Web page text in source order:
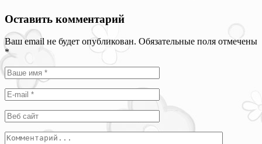
Оставить комментарий
Ваш email не будет опубликован. Обязательные поля отмечены
*